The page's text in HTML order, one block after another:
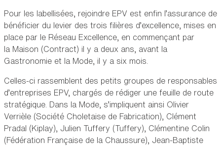
Pour les labellisées, rejoindre EPV est enfin l’assurance de
bénéficier du levier des trois filières d’excellence, mises en
place par le Réseau Excellence, en commençant par
la Maison (Contract) il y a deux ans, avant la
Gastronomie et la Mode, il y a six mois.
Celles-ci rassemblent des petits groupes de responsables
d’entreprises EPV, chargés de rédiger une feuille de route
stratégique. Dans la Mode, s’impliquent ainsi Olivier
Verrièle (Société Choletaise de Fabrication), Clément
Pradal (Kiplay), Julien Tuffery (Tuffery), Clémentine Colin
(Fédération Française de la Chaussure), Jean-Baptiste